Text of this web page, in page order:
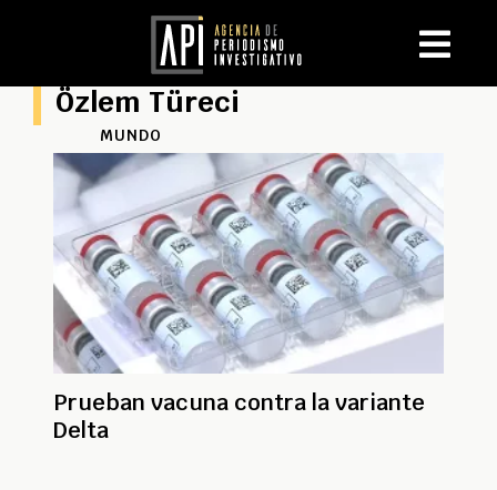
Özlem Türeci
MUNDO
Prueban vacuna contra la variante
Delta